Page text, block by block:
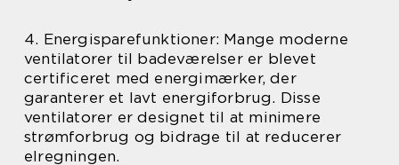
4. Energisparefunktioner: Mange moderne
ventilatorer til badeværelser er blevet
certificeret med energimærker, der
garanterer et lavt energiforbrug. Disse
ventilatorer er designet til at minimere
strømforbrug og bidrage til at reducerer
elregningen.